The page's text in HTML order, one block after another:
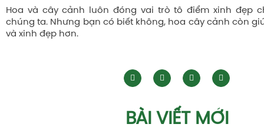
Hoa và cây cảnh luôn đóng vai trò tô điểm xinh đẹp
chúng ta. Nhưng bạn có biết không, hoa cây cảnh còn
và xinh đẹp hơn.
BÀI VIẾT MỚI